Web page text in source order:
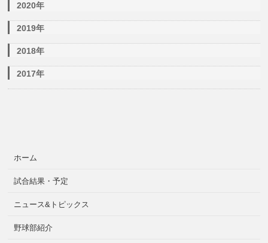
2020年
2019年
2018年
2017年
ホーム
試合結果・予定
ニュース&トピックス
野球部紹介